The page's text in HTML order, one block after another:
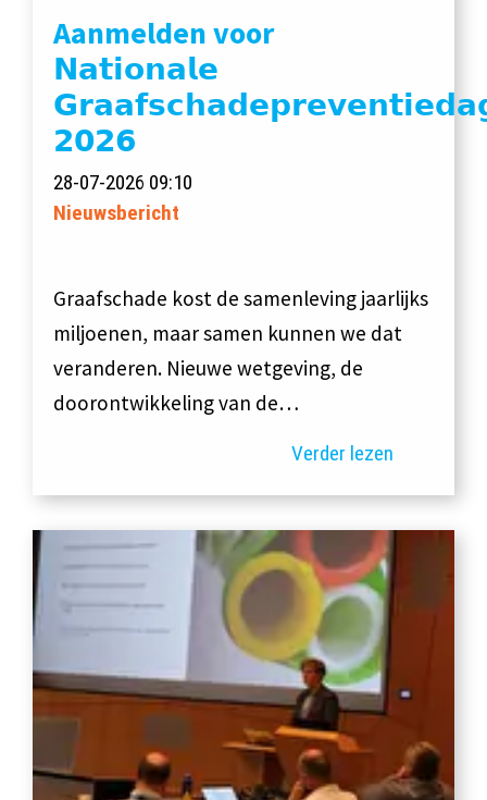
Aanmelden voor
𝗡𝗮𝘁𝗶𝗼𝗻𝗮𝗹𝗲
𝟮𝟬𝟮𝟲
28-07-2026 09:10
Nieuwsbericht
Graafschade kost de samenleving jaarlijks
miljoenen, maar samen kunnen we dat
veranderen. Nieuwe wetgeving, de
doorontwikkeling van de…
Verder lezen